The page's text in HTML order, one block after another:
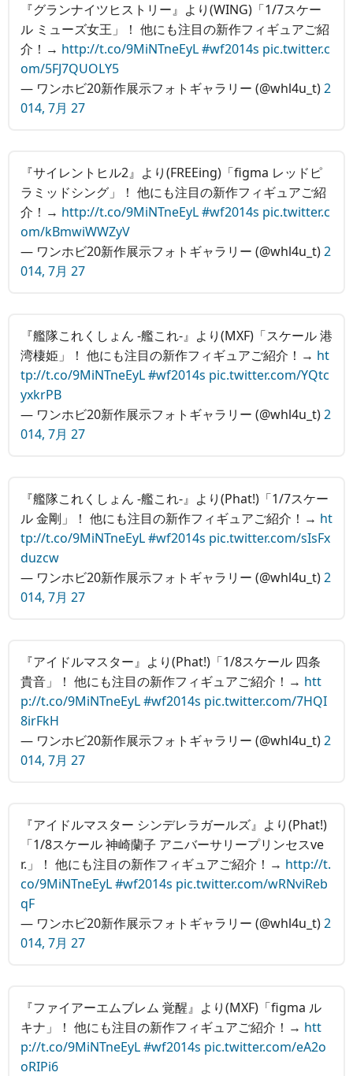
『グランナイツヒストリー』より(WING)「1/7スケー
ル ミューズ女王」！ 他にも注目の新作フィギュアご紹
介！→ http://t.co/9MiNTneEyL#wf2014s pic.twitter.c
om/5FJ7QUOLY5
— ワンホビ20新作展示フォトギャラリー (@whl4u_t)2
014, 7月 27
『サイレントヒル2』より(FREEing)「figma レッドピ
ラミッドシング」！ 他にも注目の新作フィギュアご紹
介！→ http://t.co/9MiNTneEyL#wf2014s pic.twitter.c
om/kBmwiWWZyV
— ワンホビ20新作展示フォトギャラリー (@whl4u_t)2
014, 7月 27
『艦隊これくしょん -艦これ-』より(MXF)「スケール 港
湾棲姫」！ 他にも注目の新作フィギュアご紹介！→ ht
tp://t.co/9MiNTneEyL#wf2014s pic.twitter.com/YQtc
yxkrPB
— ワンホビ20新作展示フォトギャラリー (@whl4u_t)2
014, 7月 27
『艦隊これくしょん ‐艦これ‐』より(Phat!)「1/7スケー
ル 金剛」！ 他にも注目の新作フィギュアご紹介！→ ht
tp://t.co/9MiNTneEyL#wf2014s pic.twitter.com/sIsFx
duzcw
— ワンホビ20新作展示フォトギャラリー (@whl4u_t)2
014, 7月 27
『アイドルマスター』より(Phat!)「1/8スケール 四条
貴音」！ 他にも注目の新作フィギュアご紹介！→ htt
p://t.co/9MiNTneEyL#wf2014s pic.twitter.com/7HQI
8irFkH
— ワンホビ20新作展示フォトギャラリー (@whl4u_t)2
014, 7月 27
『アイドルマスター シンデレラガールズ』より(Phat!)
「1/8スケール 神崎蘭子 アニバーサリープリンセスve
r.」！ 他にも注目の新作フィギュアご紹介！→ http://t.
co/9MiNTneEyL#wf2014s pic.twitter.com/wRNviReb
qF
— ワンホビ20新作展示フォトギャラリー (@whl4u_t)2
014, 7月 27
『ファイアーエムブレム 覚醒』より(MXF)「figma ル
キナ」！ 他にも注目の新作フィギュアご紹介！→ htt
p://t.co/9MiNTneEyL#wf2014s pic.twitter.com/eA2o
oRIPi6